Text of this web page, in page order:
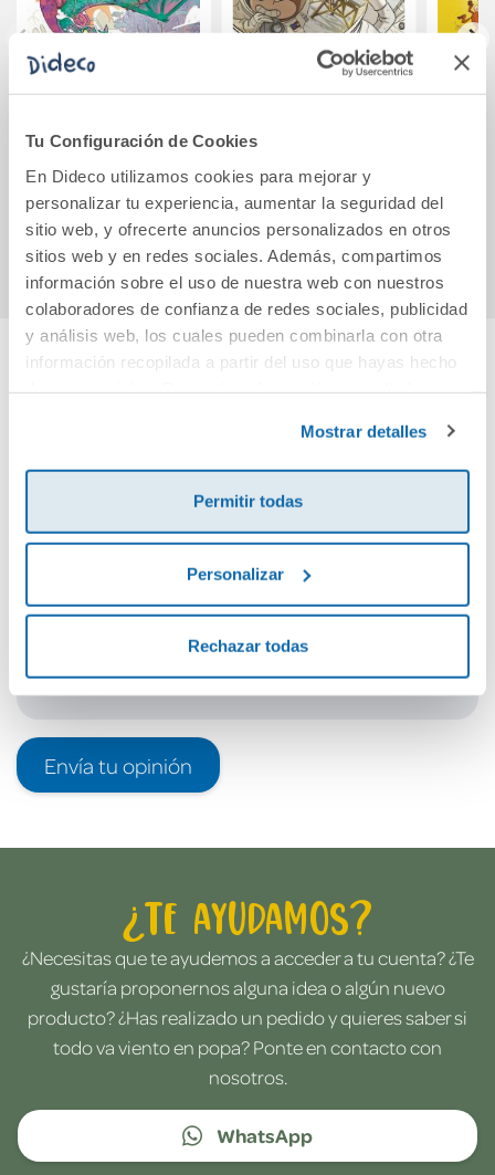
Tu Configuración de Cookies
En Dideco utilizamos cookies para mejorar y
personalizar tu experiencia, aumentar la seguridad del
sitio web, y ofrecerte anuncios personalizados en otros
sitios web y en redes sociales. Además, compartimos
información sobre el uso de nuestra web con nuestros
colaboradores de confianza de redes sociales, publicidad
y análisis web, los cuales pueden combinarla con otra
información recopilada a partir del uso que hayas hecho
Mostrar detalles
Permitir todas
Personalizar
Rechazar todas
Carreras de
y maldiciones
12,95€
Comprar
Los Forasteros del
aventura de los
Balbuena: objetivo
la Luna
12,95€
Comprar
Cuéntanos tu opinión
Debes iniciar sesión para poder valorarlo
Envía tu opinión
¿Te ayudamos?
¿Necesitas que te ayudemos a acceder a tu cuenta? ¿Te
gustaría proponernos alguna idea o algún nuevo
producto? ¿Has realizado un pedido y quieres saber si
todo va viento en popa? Ponte en contacto con
nosotros.
WhatsApp